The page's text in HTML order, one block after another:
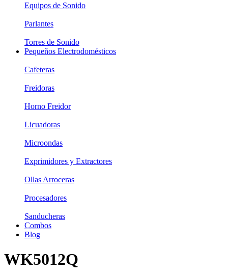
Equipos de Sonido
Parlantes
Torres de Sonido
Pequeños Electrodomésticos
Cafeteras
Freidoras
Horno Freidor
Licuadoras
Microondas
Exprimidores y Extractores
Ollas Arroceras
Procesadores
Sanducheras
Combos
Blog
WK5012Q